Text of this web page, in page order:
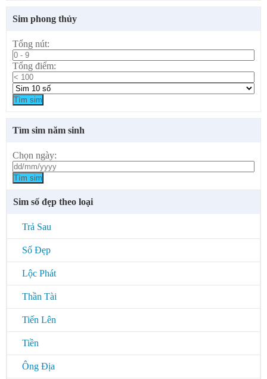
Sim phong thủy
Tổng nút:
Tổng điểm:
Tìm sim
Tìm sim năm sinh
Chọn ngày:
Tìm sim
Sim số đẹp theo loại
Trả Sau
Số Đẹp
Lộc Phát
Thần Tài
Tiến Lên
Tiền
Ông Địa